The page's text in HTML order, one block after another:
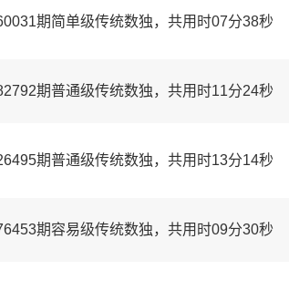
期简单级传统数独，共用时07分38秒
期普通级传统数独，共用时11分24秒
期普通级传统数独，共用时13分14秒
期容易级传统数独，共用时09分30秒